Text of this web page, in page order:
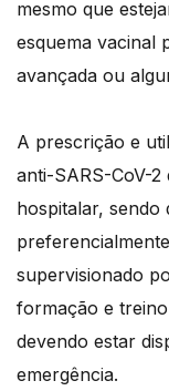
mesmo que
esquema vacinal
avançada ou
A prescrição e
anti-SARS-CoV-
hospitalar, sendo
supervisionado
formação e
devendo estar
emergência.